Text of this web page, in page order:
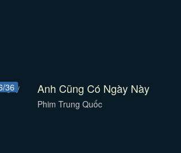
36 Anh Cũng Có Ngày Này
Phim Trung Quốc